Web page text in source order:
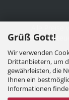
Grüß Gott!
Wir verwenden
Drittanbietern, um
gewährleisten, die
Ihnen ein
Informationen